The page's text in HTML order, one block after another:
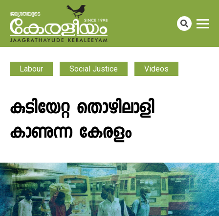
Labour Social Justice Videos
കുടിയേറ്റ തൊഴിലാളി
കാണുന്ന കേരളം